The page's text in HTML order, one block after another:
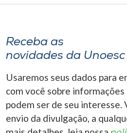
Receba as
novidades da Unoesc
Usaremos seus dados para
com você sobre
podem ser de seu interesse.
envio da divulgação, a